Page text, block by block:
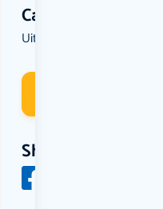
Categorie
Uit eten
Share